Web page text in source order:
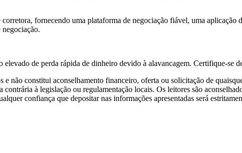
fornecendo uma plataforma de negociação fiável, uma aplicação
de perda rápida de dinheiro devido à alavancagem. Certifique-se
e não constitui aconselhamento financeiro, oferta ou solicitação de
à legislação ou regulamentação locais. Os leitores são
confiança que depositar nas informações apresentadas será